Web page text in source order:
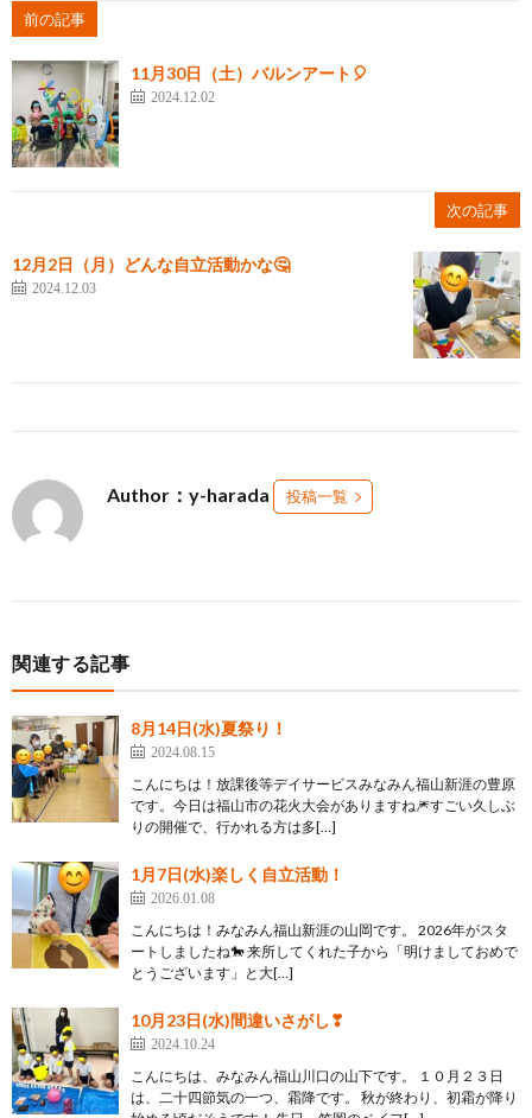
前の記事
11月30日（土）バルンアート🎈
2024.12.02
次の記事
12月2日（月）どんな自立活動かな🤔
2024.12.03
Author：y-harada 投稿一覧
関連する記事
8月14日(水)夏祭り！
2024.08.15
こんにちは！放課後等デイサービスみなみん福山新涯の豊原
です。今日は福山市の花火大会がありますね🎆すごい久しぶ
りの開催で、行かれる方は多[…]
1月7日(水)楽しく自立活動！
2026.01.08
こんにちは！みなみん福山新涯の山岡です。 2026年がスタ
ートしましたね🐎 来所してくれた子から「明けましておめで
とうございます」と大[…]
10月23日(水)間違いさがし❣
2024.10.24
こんにちは、みなみん福山川口の山下です。 １０月２３日
は、二十四節気の一つ、霜降です。 秋が終わり、初霜が降り